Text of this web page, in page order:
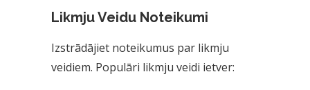
Likmju Veidu Noteikumi
Izstrādājiet noteikumus par likmju
veidiem. Populāri likmju veidi ietver: